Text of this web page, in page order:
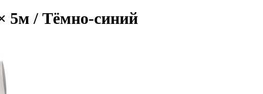
5м / Тёмно-синий